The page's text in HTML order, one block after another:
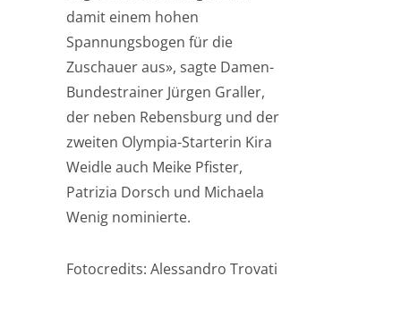
damit einem hohen
Spannungsbogen für die
Zuschauer aus», sagte Damen-
Bundestrainer Jürgen Graller,
der neben Rebensburg und der
zweiten Olympia-Starterin Kira
Weidle auch Meike Pfister,
Patrizia Dorsch und Michaela
Wenig nominierte.
Fotocredits: Alessandro Trovati